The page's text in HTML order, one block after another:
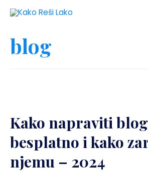
blog
Kako napraviti blog
besplatno i kako
njemu – 2024